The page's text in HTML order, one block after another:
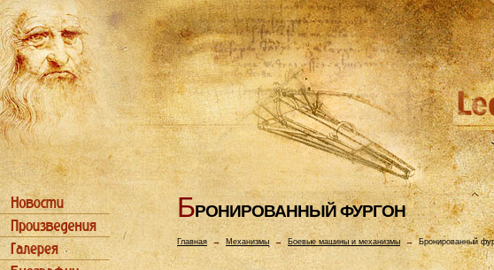
БРОHИРОВАHHЫЙ ФУРГОH
Главная→ Механизмы →Боевые машины и механизмы →Бронированный